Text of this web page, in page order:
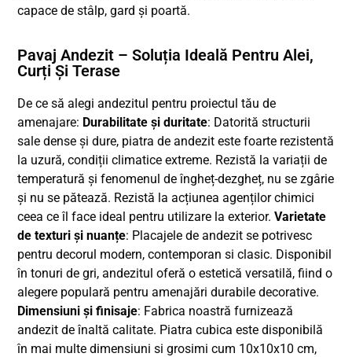
capace de stâlp, gard și poartă.
Pavaj Andezit – Soluția Ideală Pentru Alei,
Curți Și Terase
De ce să alegi andezitul pentru proiectul tău de
amenajare: Durabilitate și duritate: Datorită structurii
sale dense și dure, piatra de andezit este foarte rezistentă
la uzură, condiții climatice extreme. Rezistă la variații de
temperatură și fenomenul de îngheț-dezgheț, nu se zgârie
și nu se pătează. Rezistă la acțiunea agenților chimici
ceea ce îl face ideal pentru utilizare la exterior.Varietate
de texturi și nuanțe: Placajele de andezit se potrivesc
pentru decorul modern, contemporan si clasic. Disponibil
în tonuri de gri, andezitul oferă o estetică versatilă, fiind o
alegere populară pentru amenajări durabile decorative.
Dimensiuni și finisaje: Fabrica noastră furnizează
andezit de înaltă calitate. Piatra cubica este disponibilă
în mai multe dimensiuni si grosimi cum 10x10x10 cm,